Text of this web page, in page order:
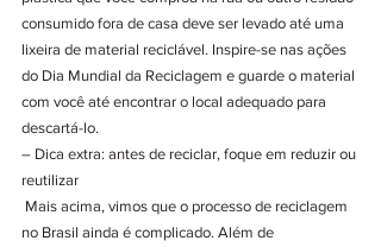
consumido fora de casa deve ser levado até uma
lixeira de material reciclável. Inspire-se nas ações
do Dia Mundial da Reciclagem e guarde o material
com você até encontrar o local adequado para
descartá-lo.
– Dica extra: antes de reciclar, foque em reduzir ou
reutilizar
no Brasil ainda é complicado. Além de